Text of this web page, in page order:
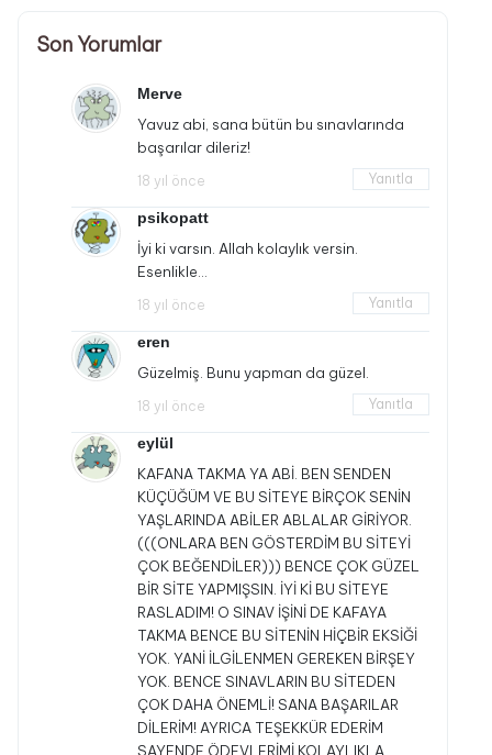
Son Yorumlar
Merve
Yavuz abi, sana bütün bu sınavlarında
başarılar dileriz!
18 yıl önce Yanıtla
psikopatt
İyi ki varsın. Allah kolaylık versin.
Esenlikle…
18 yıl önce Yanıtla
eren
Güzelmiş. Bunu yapman da güzel.
18 yıl önce Yanıtla
eylül
KAFANA TAKMA YA ABİ. BEN SENDEN
KÜÇÜĞÜM VE BU SİTEYE BİRÇOK SENİN
YAŞLARINDA ABİLER ABLALAR GİRİYOR.
(((ONLARA BEN GÖSTERDİM BU SİTEYİ
ÇOK BEĞENDİLER))) BENCE ÇOK GÜZEL
BİR SİTE YAPMIŞSIN. İYİ Kİ BU SİTEYE
RASLADIM! O SINAV İŞİNİ DE KAFAYA
TAKMA BENCE BU SİTENİN HİÇBİR EKSİĞİ
YOK. YANİ İLGİLENMEN GEREKEN BİRŞEY
YOK. BENCE SINAVLARIN BU SİTEDEN
ÇOK DAHA ÖNEMLİ! SANA BAŞARILAR
DİLERİM! AYRICA TEŞEKKÜR EDERİM
SAYENDE ÖDEVLERİMİ KOLAYLIKLA